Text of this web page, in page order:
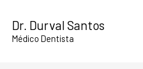
content
Dr. Durval Santos
Médico Dentista